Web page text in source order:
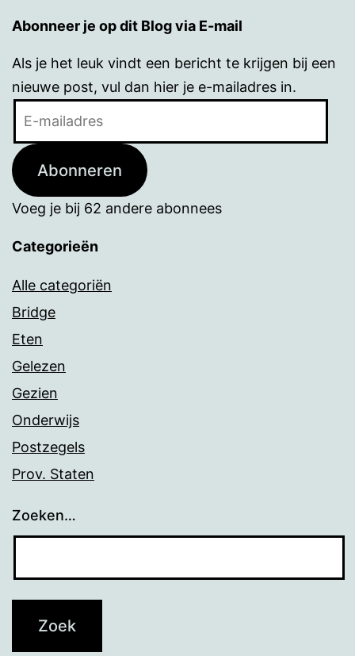
Abonneer je op dit Blog via E-mail
Als je het leuk vindt een bericht te krijgen bij een
nieuwe post, vul dan hier je e-mailadres in.
Abonneren
Voeg je bij 62 andere abonnees
Categorieën
Alle categoriën
Bridge
Eten
Gelezen
Gezien
Onderwijs
Postzegels
Prov. Staten
Zoeken…